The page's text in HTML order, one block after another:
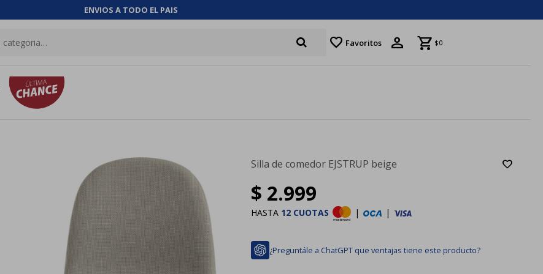
ENVIOS A TODO EL PAIS
favorite Favoritos $0
Silla de comedor EJSTRUP beige
$ 2.999
HASTA 12 CUOTAS | |
¿Preguntále a ChatGPT que ventajas tiene este producto?